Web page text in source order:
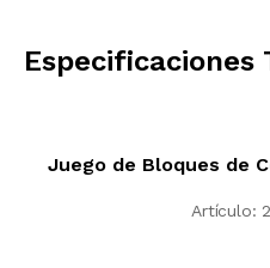
Especificaciones
Juego de Bloques de
Artículo: